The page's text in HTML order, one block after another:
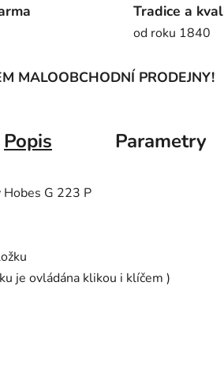
Tradice a
od roku 1840
MALOOBCHODNÍ PRODEJNY!
Popis Parametry
Hobes G 223 P
je ovládána klikou i klíčem )